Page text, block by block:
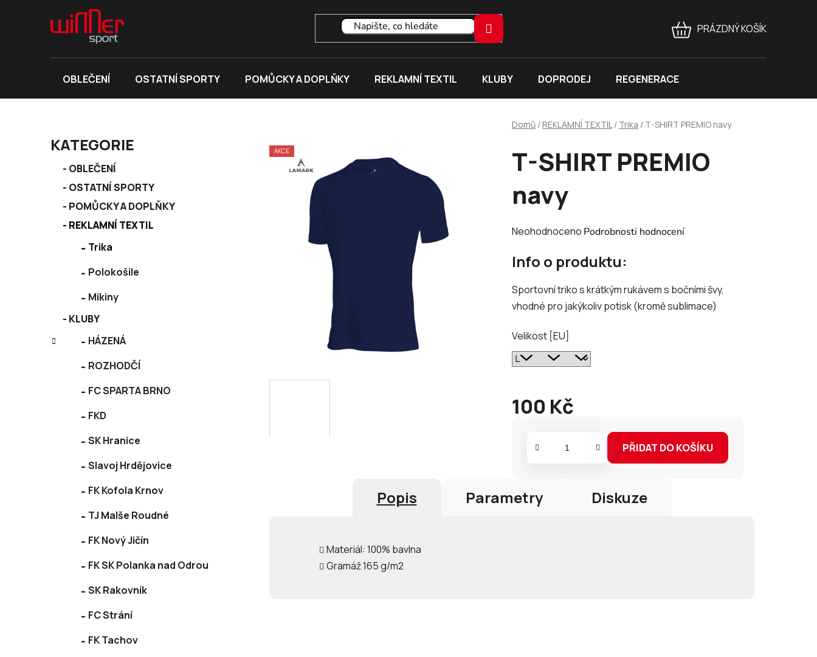
NÁKUPNÍ
KOŠÍK
PRÁZDNÝ KOŠÍK
OBLEČENÍ OSTATNÍ SPORTY POMŮCKY A DOPLŇKY REKLAMNÍ TEXTIL KLUBY DOPRODEJ REGENERACE
Domů / REKLAMNÍ TEXTIL / Trika / T-SHIRT PREMIO navy
P
o
l
KATEGORIE
Přeskočit
OBLEČENÍ
OSTATNÍ SPORTY
POMŮCKY A DOPLŇKY
REKLAMNÍ TEXTIL
Trika
Polokošile
Mikiny
KLUBY
HÁZENÁ
ROZHODČÍ
FC SPARTA BRNO
FKD
SK Hranice
Slavoj Hrdějovice
FK Kofola Krnov
TJ Malše Roudné
FK Nový Jičín
FK SK Polanka nad Odrou
SK Rakovník
FC Strání
FK Tachov
T-SHIRT PREMIO
navy
Průměrné
produktu
0,0
z
5
hvězdiček.
Neohodnoceno Podrobnosti hodnocení
Info o produktu:
Sportovní triko s krátkým rukávem s bočními švy,
vhodné pro jakýkoliv potisk (kromě sublimace)
Velikost [EU]
100 Kč
Měrná
PŘIDAT DO KOŠÍKU
AKCE
Popis Parametry Diskuze
Materiál: 100% bavlna
Gramáž 165 g/m2